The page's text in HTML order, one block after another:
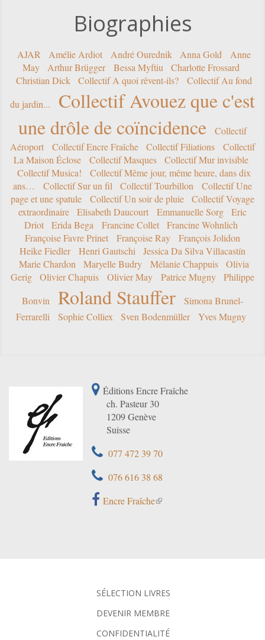
Biographies
AJAR Amélie Ardiot André Ourednik Anna Gold
Anne
May
Arthur Brügger Bessa Myftiu
Charlotte Frossard
Christian Dick
Collectif A quoi rêvent-ils?
Collectif Au fond
du jardin...
Collectif Avouez que c'est
une drôle de coïncidence
Collectif
Aéroport
Collectif Encre Fraîche Collectif Filiations
Collectif
La Maison Éclose
Collectif Masques
Collectif Mur invisible
Collectif Musica!
Collectif Même jour, même heure, dans dix
ans…
Collectif Sur un fil Collectif Tourbillon
Collectif Une
page et une spatule
Collectif Un soir de pluie
Collectif Voyage
extraordinaire
Elisabeth Daucourt Emmanuelle Sorg
Eric
Driot
Erida Bega Francine Collet
Francine Wohnlich
Françoise Favre Prinet
Françoise Ray
François Jolidon
Heike Fiedler
Henri Gautschi
Jessica Da Silva Villacastín
Marie Chardon
Maryelle Budry Mélanie Chappuis
Olivia
Gerig
Olivier Chapuis Olivier May Patrice Mugny
Philippe
Bonvin
Roland Stauffer
Simona Brunel-
Ferrarelli
Sophie Colliex Sven Bodenmüller Yves Mugny
Éditions Encre Fraîche
ch. Pasteur 30
1209 Genève
Suisse
077 472 39 70
076 616 38 68
Encre Fraîche
SÉLECTION LIVRES
DEVENIR MEMBRE
CONFIDENTIALITÉ